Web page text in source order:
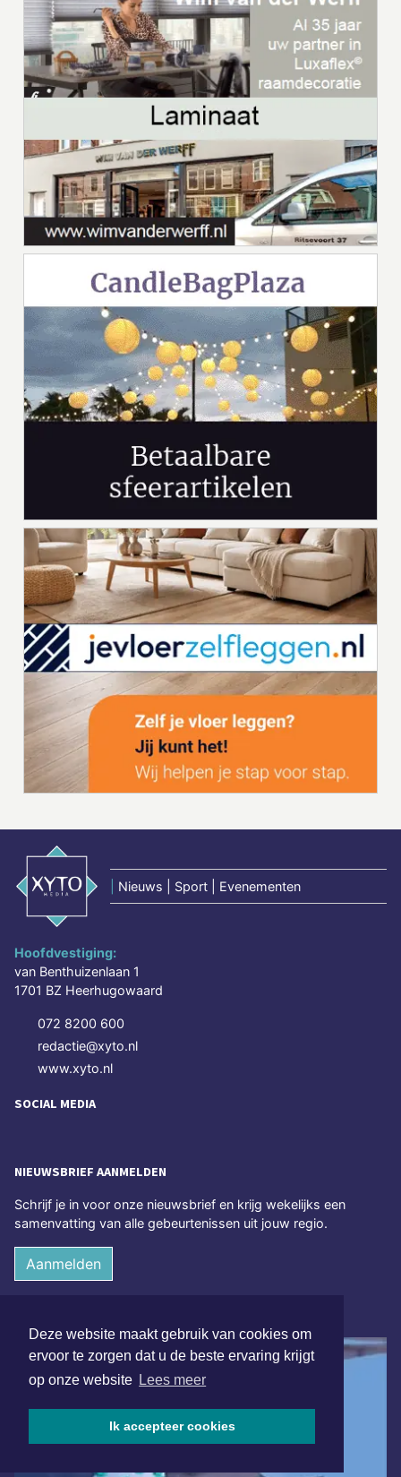
Deze website maakt gebruik van cookies om
ervoor te zorgen dat u de beste ervaring krijgt
op onze website Lees meer
Ik accepteer cookies
Nieuws | Sport | Evenementen
Hoofdvestiging:
van Benthuizenlaan 1
1701 BZ Heerhugowaard
072 8200 600
redactie@xyto.nl
www.xyto.nl
SOCIAL MEDIA
NIEUWSBRIEF AANMELDEN
Schrijf je in voor onze nieuwsbrief en krijg wekelijks een
samenvatting van alle gebeurtenissen uit jouw regio.
Aanmelden